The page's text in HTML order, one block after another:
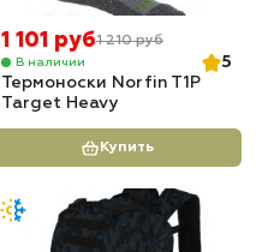
1 101 руб1 210 руб
В наличии
5
Термоноски Norfin T1P
Target Heavy
Купить